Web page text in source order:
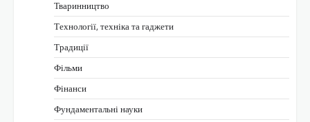
Тваринництво
Технології, техніка та гаджети
Традиції
Фільми
Фінанси
Фундаментальні науки